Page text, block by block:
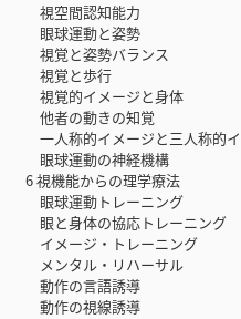
視空間認知能力
眼球運動と姿勢
視覚と姿勢バランス
視覚と歩行
視覚的イメージと身体
他者の動きの知覚
一人称的イメージと三人称的
眼球運動の神経機構
6 視機能からの理学療法
眼球運動トレーニング
眼と身体の協応トレーニング
イメージ・トレーニング
メンタル・リハーサル
動作の言語誘導
動作の視線誘導